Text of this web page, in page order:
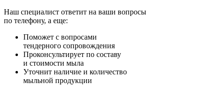
Наш специалист ответит на ваши вопросы
по телефону, а еще:
Поможет с вопросами
тендерного сопровождения
Проконсультирует по составу
и стоимости мыла
Уточнит наличие и количество
мыльной продукции